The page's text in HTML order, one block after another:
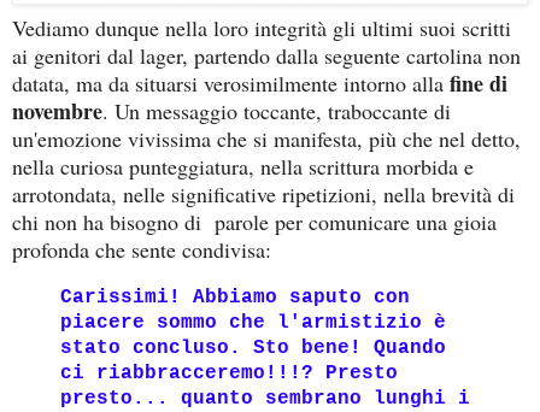
Vediamo dunque nella loro integrità gli ultimi suoi scritti
ai genitori dal lager, partendo dalla seguente cartolina non
datata, ma da situarsi verosimilmente intorno alla fine di
novembre. Un messaggio toccante, traboccante di
un'emozione vivissima che si manifesta, più che nel detto,
nella curiosa punteggiatura, nella scrittura morbida e
arrotondata, nelle significative ripetizioni, nella brevità di
chi non ha bisogno di parole per comunicare una gioia
profonda che sente condivisa:
Carissimi! Abbiamo saputo con
piacere sommo che l'armistizio è
stato concluso. Sto bene! Quando
ci riabbracceremo!!!? Presto
presto... quanto sembrano lunghi i